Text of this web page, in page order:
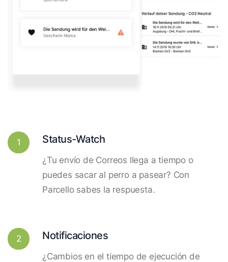
1 Status-Watch
¿Tu envío de Correos llega a tiempo o
puedes sacar al perro a pasear? Con
Parcello sabes la respuesta.
2 Notificaciones
¿Cambios en el tiempo de ejecución de